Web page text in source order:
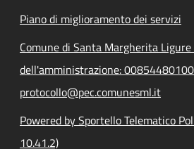
Piano di miglioramento dei servizi
Comune di Santa Margherita
dell'amministrazione:
protocollo@pec.comunesml.it
Powered by Sportello Telematico
10.41.2)